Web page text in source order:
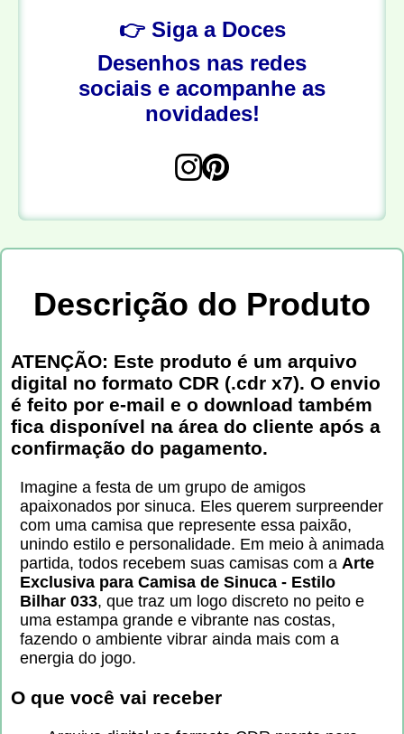
👉 Siga a Doces
Desenhos nas redes
sociais e acompanhe as
novidades!
Descrição do Produto
ATENÇÃO: Este produto é um arquivo
digital no formato CDR (.cdr x7). O envio
é feito por e-mail e o download também
fica disponível na área do cliente após a
confirmação do pagamento.
Imagine a festa de um grupo de amigos
apaixonados por sinuca. Eles querem surpreender
com uma camisa que represente essa paixão,
unindo estilo e personalidade. Em meio à animada
partida, todos recebem suas camisas com a Arte
Exclusiva para Camisa de Sinuca - Estilo
Bilhar 033, que traz um logo discreto no peito e
uma estampa grande e vibrante nas costas,
fazendo o ambiente vibrar ainda mais com a
energia do jogo.
O que você vai receber